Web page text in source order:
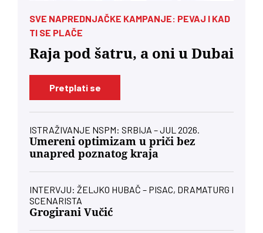
SVE NAPREDNJAČKE KAMPANJE: PEVAJ I KAD
TI SE PLAČE
Raja pod šatru, a oni u Dubai
Pretplati se
ISTRAŽIVANJE NSPM: SRBIJA – JUL 2026.
Umereni optimizam u priči bez
unapred poznatog kraja
INTERVJU: ŽELJKO HUBAČ – PISAC, DRAMATURG I
SCENARISTA
Grogirani Vučić